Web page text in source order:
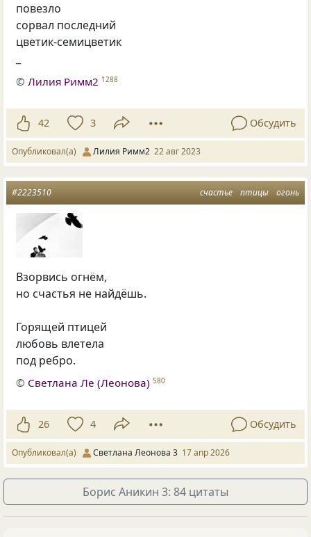
повезло
сорвал последний
цветик-семицветик
©Лилия Римм2 1288
42 3 Обсудить
Опубликовал(а) Лилия Римм2 22 авг 2023
счастье птицы огонь
#2223510
Взорвись огнём,
но счастья не найдёшь.
Горящей птицей
любовь влетела
под ребро.
© Светлана Ле (Леонова) 580
26 4 Обсудить
Опубликовал(а) Светлана Леонова 3 17 апр 2026
Борис Аникин 3: 84 цитаты